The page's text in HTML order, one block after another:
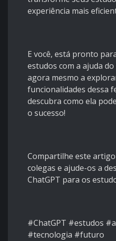
experiência mais
E você, está pronto
estudos com a ajuda do
agora mesmo a
funcionalidades dessa
descubra como ela
o sucesso!
Compartilhe este
colegas e ajude-os a
ChatGPT para os
#ChatGPT #estudos
#tecnologia #futuro